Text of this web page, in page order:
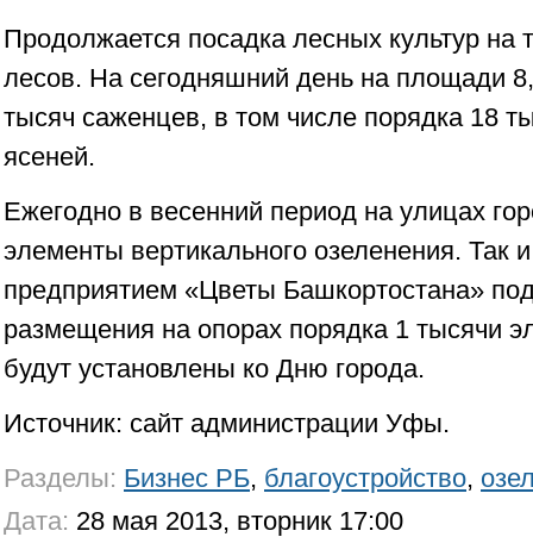
Продолжается посадка лесных культур на
лесов. На сегодняшний день на площади
тысяч саженцев, в том числе порядка 18
ясеней.
Ежегодно в весенний период на улицах
элементы вертикального озеленения. Так
предприятием «Цветы Башкортостана»
размещения на опорах порядка 1 тысячи
будут установлены ко Дню города.
Источник: сайт администрации Уфы.
Разделы: Бизнес РБ, благоустройство,
Дата: 28 мая 2013, вторник 17:00